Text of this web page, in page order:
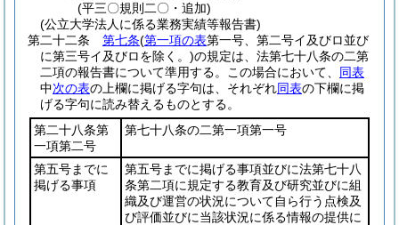
(平三〇規則二〇・追加)
(公立大学法人に係る業務実績等報告書)
第二十二条
第七条(第一項の表第一号、第二号イ及びロ並び
に第三号イ及びロを除く。)の規定は、法第七十八条の二第
二項の報告書について準用する。
この場合において、 同表
中次の表の上欄に掲げる字句は、それぞれ同表の下欄に掲
げる字句に読み替えるものとする。
第二十八条第
一項第二号
第七十八条の二第一項第一号
第五号までに
掲げる事項
第五号までに掲げる事項並びに法第七十八
条第二項に規定する教育及び研究並びに組
織及び運営の状況について自ら行う点検及
び評価並びに当該状況に係る情報の提供に